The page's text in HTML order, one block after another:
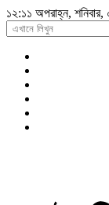
১২:১১ অপরাহ্ন, শনিবার,